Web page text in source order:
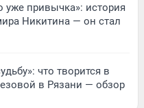
уже привычка»: история
Никитина — он стал
что творится в
в Рязани — обзор